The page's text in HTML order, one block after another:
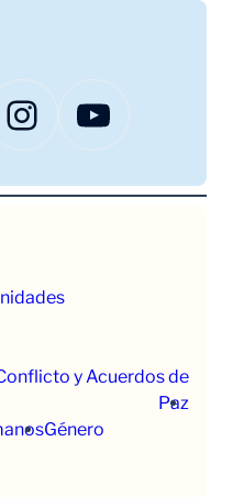
Instagram YouTube
y Acuerdos de
Paz
Género